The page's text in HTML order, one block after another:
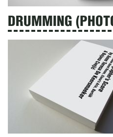
DRUMMING